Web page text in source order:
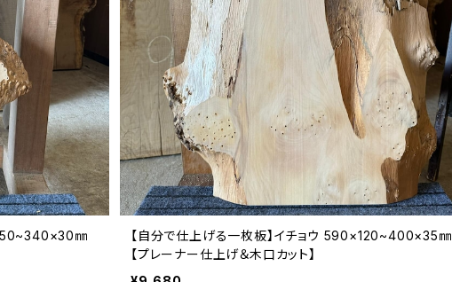
㎜
【自分で仕上げる一枚板】イチョウ 590×120~400×35㎜
【プレーナー仕上げ＆木口カット】